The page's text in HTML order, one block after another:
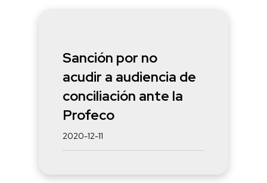
Sanción por no
acudir a audiencia de
conciliación ante la
Profeco
2020-12-11